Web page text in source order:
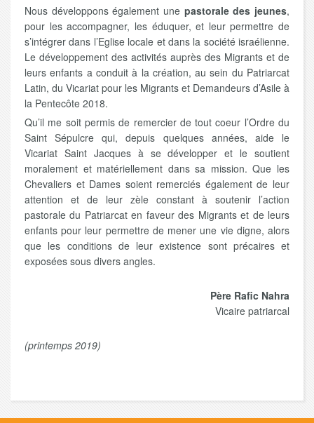
Nous développons également une pastorale des jeunes,
pour les accompagner, les éduquer, et leur permettre de
s’intégrer dans l’Eglise locale et dans la société israélienne.
Le développement des activités auprès des Migrants et de
leurs enfants a conduit à la création, au sein du Patriarcat
Latin, du Vicariat pour les Migrants et Demandeurs d’Asile à
la Pentecôte 2018.
Qu’il me soit permis de remercier de tout coeur l’Ordre du
Saint Sépulcre qui, depuis quelques années, aide le
Vicariat Saint Jacques à se développer et le soutient
moralement et matériellement dans sa mission. Que les
Chevaliers et Dames soient remerciés également de leur
attention et de leur zèle constant à soutenir l’action
pastorale du Patriarcat en faveur des Migrants et de leurs
enfants pour leur permettre de mener une vie digne, alors
que les conditions de leur existence sont précaires et
exposées sous divers angles.
Père Rafic Nahra
Vicaire patriarcal
(printemps 2019)